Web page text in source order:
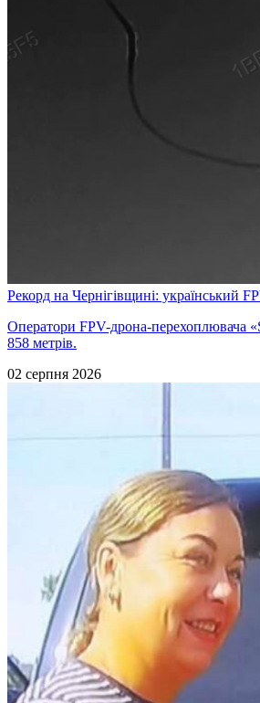
Рекорд на Чернігівщині: український
Оператори FPV-дрона-перехоплювача
858 метрів.
02 серпня 2026